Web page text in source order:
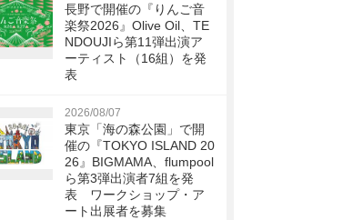
長野で開催の『りんご音
楽祭2026』Olive Oil、TE
NDOUJIら第11弾出演ア
ーティスト（16組）を発
表
2026/08/07
東京「海の森公園」で開
催の『TOKYO ISLAND 20
26』BIGMAMA、flumpool
ら第3弾出演者7組を発
表 ワークショップ・ア
ート出展者を募集